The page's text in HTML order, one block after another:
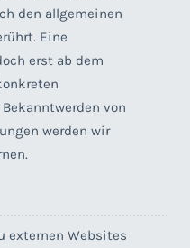
den allgemeinen
Eine
erst ab dem
von
werden wir
externen Websites